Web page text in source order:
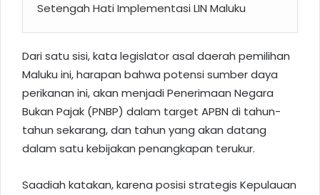
Setengah Hati Implementasi LIN Maluku
Dari satu sisi, kata legislator asal daerah pemilihan
Maluku ini, harapan bahwa potensi sumber daya
perikanan ini, akan menjadi Penerimaan Negara
Bukan Pajak (PNBP) dalam target APBN di tahun-
tahun sekarang, dan tahun yang akan datang
dalam satu kebijakan penangkapan terukur.
Saadiah katakan, karena posisi strategis Kepulauan